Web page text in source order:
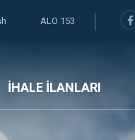
ALO 153
İHALE İLANLARI